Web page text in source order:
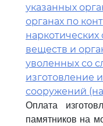
указанных
органах по
веществ и
уволенных со
изготовление
сооружений
Оплата
памятников на